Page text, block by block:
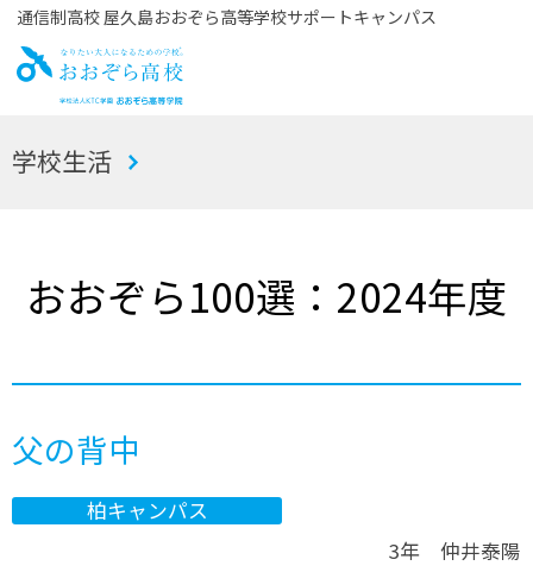
通信制高校 屋久島おおぞら高等学校サポートキャンパス
お
学校生活
おおぞら100選：2024年度
父の背中
柏キャンパス
3年 仲井泰陽